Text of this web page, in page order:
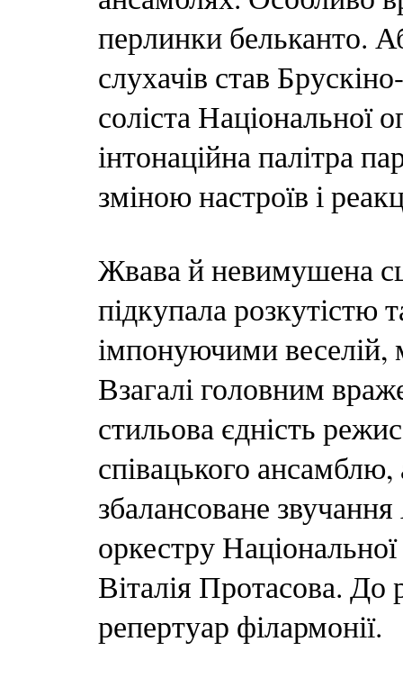
перлинки бельканто.
слухачів став
соліста Національної
інтонаційна палітра
зміною настроїв і
Жвава й невимушена
підкупала розкутістю
імпонуючими веселій,
Взагалі головним
стильова єдність
співацького
збалансоване
оркестру
Віталія Протасова. До
репертуар філармонії.